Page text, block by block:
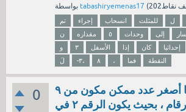
tabashiryemenas17 (
تم إجراء انسحاب للمثلث ل
ن
مقداره ٥ وحدات إلى
و
٣ الأسفل إذا كان
إحداثيا
لَ
-٣، ٨ ، فما النقطة
0
ما أصغر عدد ممكن مكون من ٩
أرقام ، بحيث يكون الرقم ۲ في